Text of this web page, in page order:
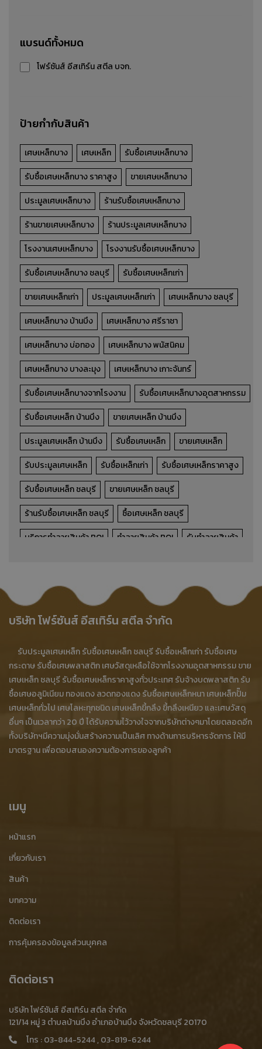
เศษเหล็กปั๊ม
รับซื้อ-ขาย-ประมูล เศษเหล็กปั๊ม
แบรนด์ทั้งหมด
โฟร์ซันส์ อีสเทิร์น สตีล บจก.
ป้ายกำกับสินค้า
เศษเหล็กบาง เศษเหล็ก
รับซื้อเศษเหล็กบาง
รับซื้อเศษเหล็กบาง ราคาสูง
ขายเศษเหล็กบาง
ประมูลเศษเหล็กบาง
ร้านรับซื้อเศษเหล็กบาง
ร้านขายเศษเหล็กบาง
ร้านประมูลเศษเหล็กบาง
โรงงานเศษเหล็กบาง
โรงงานรับซื้อเศษเหล็กบาง
รับซื้อเศษเหล็กบาง ชลบุรี
รับซื้อเศษเหล็กเก่า
ขายเศษเหล็กเก่า
ประมูลเศษเหล็กเก่า
เศษเหล็กบาง ชลบุรี
เศษเหล็กบาง บ้านบึง
เศษเหล็กบาง ศรีราชา
เศษเหล็กบาง บ่อทอง
เศษเหล็กบาง พนัสนิคม
เศษเหล็กบาง บางละมุง
เศษเหล็กบาง เกาะจันทร์
รับซื้อเศษเหล็กบางจากโรงงาน
รับซื้อเศษเหล็กบางอุตสาหกรรม
รับซื้อเศษเหล็ก บ้านบึง
ขายเศษเหล็ก บ้านบึง
ประมูลเศษเหล็ก บ้านบึง
รับซื้อเศษเหล็ก
ขายเศษเหล็ก
รับประมูลเศษเหล็ก
รับซื้อเหล็กเก่า
รับซื้อเศษเหล็กราคาสูง
รับซื้อเศษเหล็ก ชลบุรี
ขายเศษเหล็ก ชลบุรี
ร้านรับซื้อเศษเหล็ก ชลบุรี
ซื้อเศษเหล็ก ชลบุรี
บริการทำลายสินค้า BOI
ทำลายสินค้า BOI
รับทำลายสินค้า
โรงงานรับทำลายสินค้า
โรงงานทำลายสินค้า BOI
บริษทรับทำลายสินค้า BOI
รับทำลายสินค้า ชลบุรี
รับทำลายสินค้า ศรีราชา
บริการจัดเก็บสินค้า
บริษัทรับจัดเก็บสินค้า
โรงงานรับจัดเก็บสินค้า
โกดังจัดเก็บสินค้า
โกดังจัดเก็บสินค้า ชลบุรี
โกดังจัดเก็บสินค้า ราคาถูก
โกดังรับจัดเก็บสินค้า
จัดเก็บสินค้าครบวงจร
รับจัดเก็บสินค้า
รับฝากสินค้าอุตสาหกรรม
โกดังรับฝากสินค้า ราคาถูก
เศษเหล็กหนา
รับซื้อเศษเหล็กหนา ราคาสูง
ประมูลเศษเหล็กหนา
ร้านรับซื้อเศษเหล็กหนา
เศษเหล็กหนา ชลบุรี
เศษเหล็กหนา บ้านบึง
เศษเหล็กหนา ศรีราชา
เศษเหล็กหนา บ่อทอง
บริษัท โฟร์ซันส์ อีสเทิร์น สตีล จำกัด
รับประมูลเศษเหล็ก รับซื้อเศษเหล็ก ชลบุรี รับซื้อเหล็กเก่า รับซื้อเศษ
กระดาษ รับซื้อเศษพลาสติก เศษวัสดุเหลือใช้จากโรงงานอุตสาหกรรม ขาย
เศษเหล็ก ชลบุรี รับซื้อเศษเหล็กราคาสูงทั่วประเทศ รับจ้างบดพลาสติก รับ
ซื้อเศษอลูมิเนียม ทองแดง ลวดทองแดง รับซื้อเศษเหล็กหนา เศษเหล็กปั๊ม
เศษเหล็กทั่วไป เศษโลหะทุกชนิด เศษเหล็กขี้กลึง ขี้กลึงเหนียว และเศษวัสดุ
อื่นๆ เป็นเวลากว่า 20 ปี ได้รับความไว้วางใจจากบริษัทต่างๆมาโดยตลอดอีก
ทั้งบริษัทฯมีความมุ่งมั่นสร้างความเป็นเลิศ ทางด้านการบริหารจัดการ ให้มี
มาตรฐาน เพื่อตอบสนองความต้องการของลูกค้า
เมนู
หน้าแรก
เกี่ยวกับเรา
สินค้า
บทความ
ติดต่อเรา
การคุ้มครองข้อมูลส่วนบุคคล
ติดต่อเรา
บริษัท โฟร์ซันส์ อีสเทิร์น สตีล จำกัด
121/14 หมู่ 3 ตำบลบ้านบึง อำเภอบ้านบึง จังหวัดชลบุรี 20170
โทร :03-844-5244,03-819-6244